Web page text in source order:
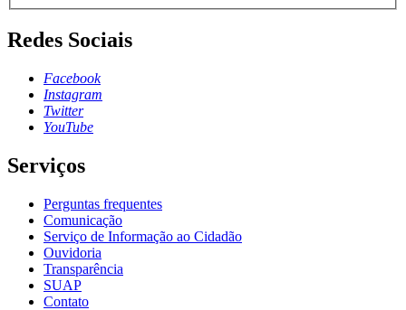
Redes Sociais
Facebook
Instagram
Twitter
YouTube
Serviços
Perguntas frequentes
Comunicação
Serviço de Informação ao Cidadão
Ouvidoria
Transparência
SUAP
Contato